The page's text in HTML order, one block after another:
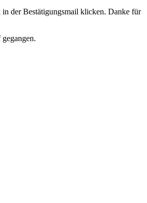
der Bestätigungsmail klicken. Danke für